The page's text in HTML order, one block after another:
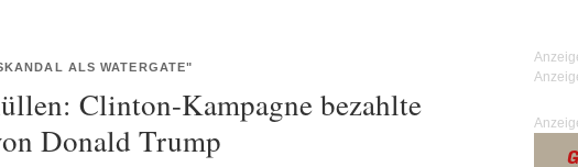
ALS WATERGATE"
Clinton-Kampagne bezahlte
Donald Trump